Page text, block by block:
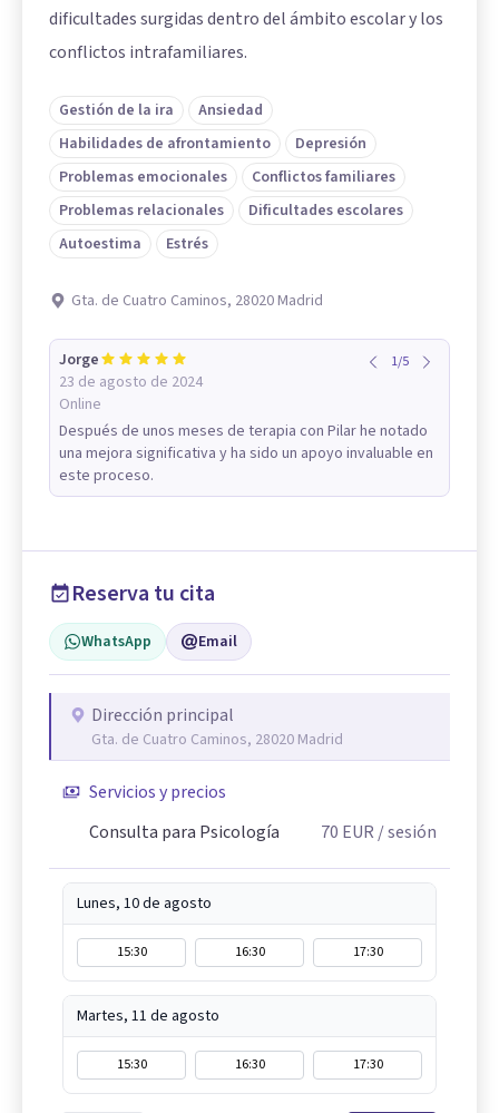
dificultades surgidas dentro del ámbito escolar y los
conflictos intrafamiliares.
Gestión de la ira
Ansiedad
Habilidades de afrontamiento
Depresión
Problemas emocionales
Conflictos familiares
Problemas relacionales
Dificultades escolares
Autoestima
Estrés
Gta. de Cuatro Caminos, 28020 Madrid
Jorge
23 de agosto de 2024
Online
1/5
Después de unos meses de terapia con Pilar he notado
una mejora significativa y ha sido un apoyo invaluable en
este proceso.
Reserva tu cita
WhatsApp Email
Dirección principal
Gta. de Cuatro Caminos, 28020 Madrid
Servicios y precios
Consulta para Psicología
70 EUR/ sesión
Lunes, 10 de agosto
15:30 16:30 17:30
Martes, 11 de agosto
15:30 16:30 17:30